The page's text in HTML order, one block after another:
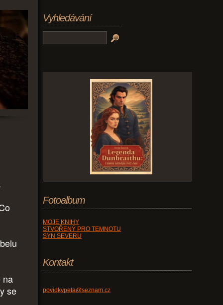
na
se
Vyhledávání
Fotoalbum
MOJE KNIHY
STVOŘENÝ PRO TEMNOTU
SYN SEVERU
Kontakt
povidkypeta@seznam.cz